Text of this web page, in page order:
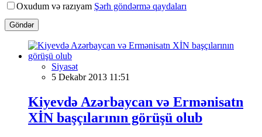
Oxudum və razıyam Şərh göndərmə qaydaları
Göndər
Siyasət
5 Dekabr 2013 11:51
Kiyevdə Azərbaycan və Ermənisatn
XİN başçılarının görüşü olub